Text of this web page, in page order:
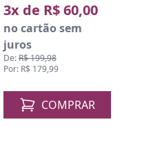
3x de R$ 60,00
no cartão sem
juros
De:R$ 199,98
Por: R$ 179,99
COMPRAR